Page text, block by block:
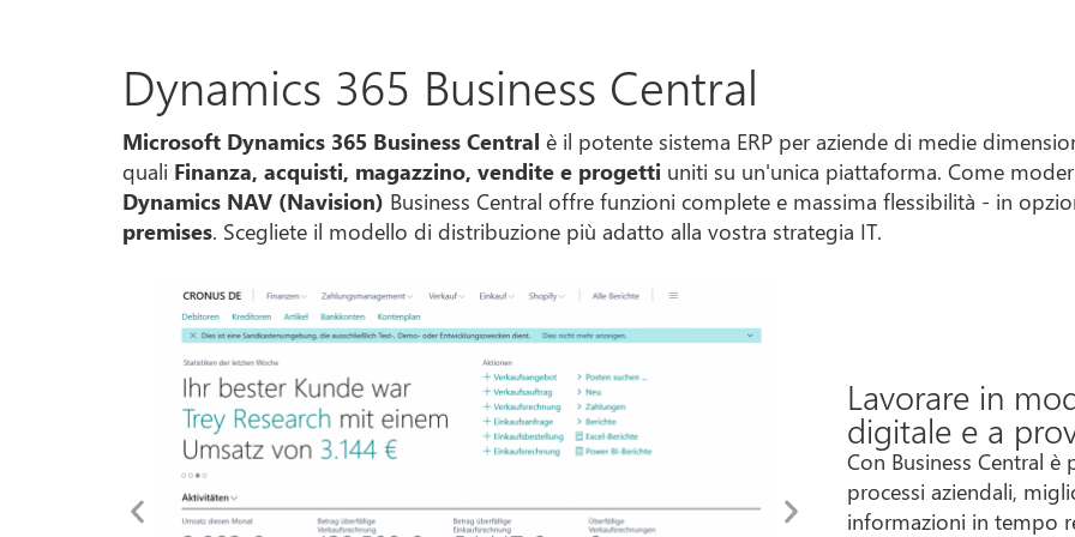
Dynamics 365 Business Central
Microsoft Dynamics 365 Business Central è il potente sistema ERP per aziende di medie
quali Finanza, acquisti, magazzino, vendite e progetti uniti su un'unica piattaforma. Come
Dynamics NAV (Navision) Business Central offre funzioni complete e massima flessibilità - in
premises. Scegliete il modello di distribuzione più adatto alla vostra strategia IT.
Lavorare in
digitale e a
Con Business Central
processi aziendali,
informazioni in tempo